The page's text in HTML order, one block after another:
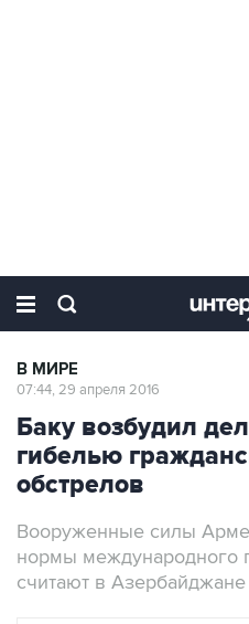
В МИРЕ
07:44, 29 апреля 2016
Баку возбудил
гибелью
обстрелов
Вооруженные силы
нормы международного
считают в Азербайджане